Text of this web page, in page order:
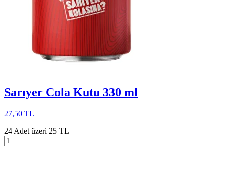
Sarıyer Cola Kutu 330 ml
27,50 TL
24 Adet üzeri 25 TL